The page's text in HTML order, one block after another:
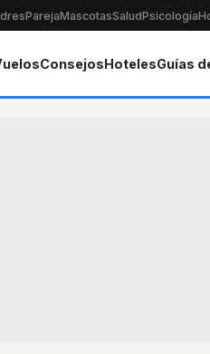
ParejaMascotasSaludPsicología
ConsejosHotelesGuías